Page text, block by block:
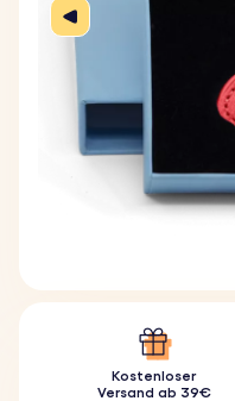
Kostenloser
Versand ab 39€